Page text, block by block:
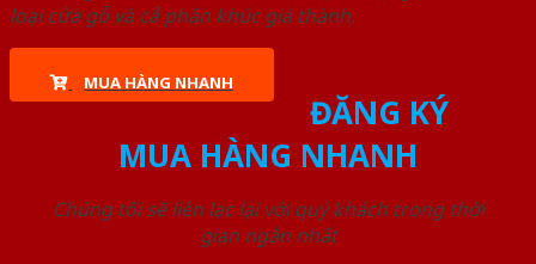
loại cửa gỗ và cả phân khúc giá thành.
MUA HÀNG NHANH
ĐĂNG KÝ
MUA HÀNG NHANH
Chúng tôi sẽ liên lạc lại với quý khách trong thời
gian ngắn nhất